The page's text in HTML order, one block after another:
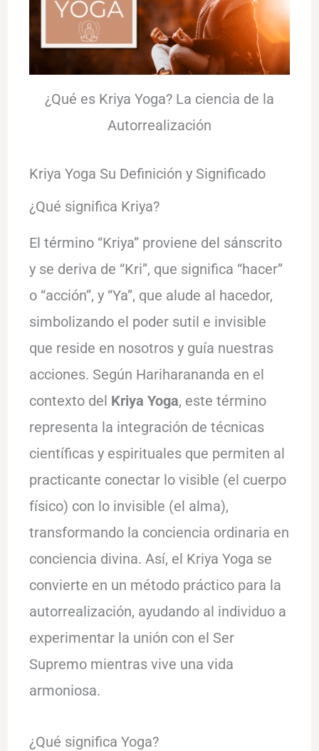
¿Qué es Kriya Yoga? La ciencia de la
Autorrealización
Kriya Yoga Su Definición y Significado
¿Qué significa Kriya?
El término “Kriya” proviene del sánscrito
y se deriva de “Kri”, que significa “hacer”
o “acción”, y “Ya”, que alude al hacedor,
simbolizando el poder sutil e invisible
que reside en nosotros y guía nuestras
acciones. Según Hariharananda en el
contexto del Kriya Yoga, este término
representa la integración de técnicas
científicas y espirituales que permiten al
practicante conectar lo visible (el cuerpo
físico) con lo invisible (el alma),
transformando la conciencia ordinaria en
conciencia divina. Así, el Kriya Yoga se
convierte en un método práctico para la
autorrealización, ayudando al individuo a
experimentar la unión con el Ser
Supremo mientras vive una vida
armoniosa.
¿Qué significa Yoga?